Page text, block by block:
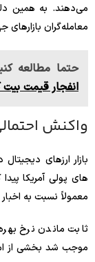
می‌دهند. به همین
معامله‌گران بازارهای
حتما مطالعه
انفجار قیمت
واکنش
بازار ارزهای
های پولی آمریکا
معمولاً نسبت به
ثابت ماندن نرخ
موجب شد بخشی از